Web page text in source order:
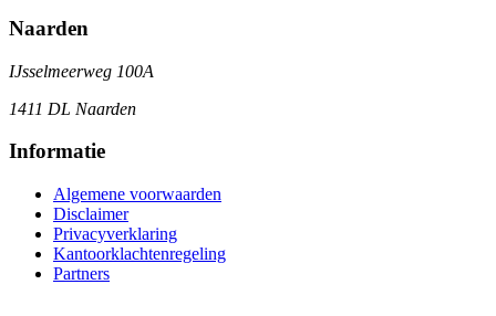
Naarden
IJsselmeerweg 100A
1411 DL Naarden
Informatie
Algemene voorwaarden
Disclaimer
Privacyverklaring
Kantoorklachtenregeling
Partners